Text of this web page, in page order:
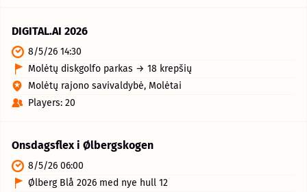
DIGITAL.AI 2026
8/5/26 14:30
Molėtų diskgolfo parkas → 18 krepšių
Molėtų rajono savivaldybė, Molėtai
Players: 20
Onsdagsflex i Ølbergskogen
8/5/26 06:00
Ølberg Blå 2026 med nye hull 12